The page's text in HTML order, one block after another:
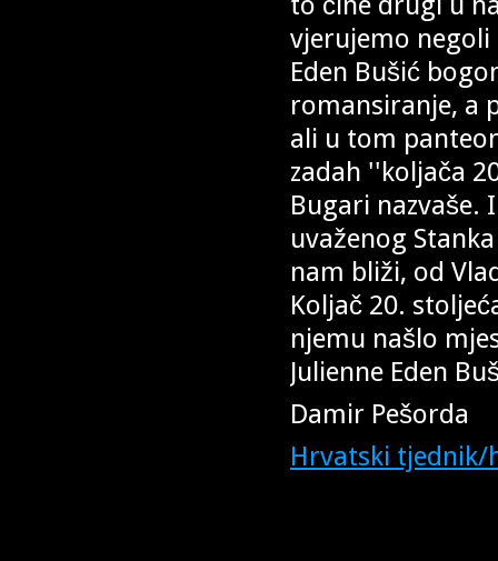
vjerujemo negoli
Eden Bušić
romansiranje, a
ali u tom
zadah ''koljača
Bugari nazvaše.
uvaženog
nam bliži, od
Koljač 20.
njemu našlo
Julienne Eden
Damir Pešorda
Hrvatski tjednik/